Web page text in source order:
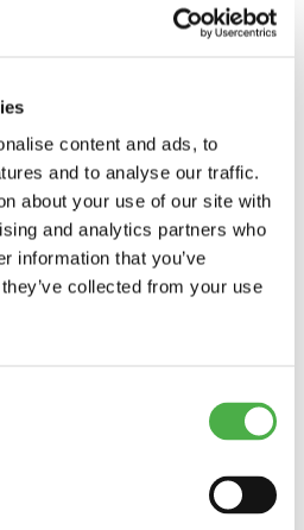
content and ads, to
and to analyse our traffic.
about your use of our site with
and analytics partners who
information that you’ve
collected from your use
on avoinna
ovat maanantai ja
JAA:
12.00-16.30 (viimeinen
ja naisten vuoro kello
alkaa juhannusaattona
aukeaa jälleen elokuussa,